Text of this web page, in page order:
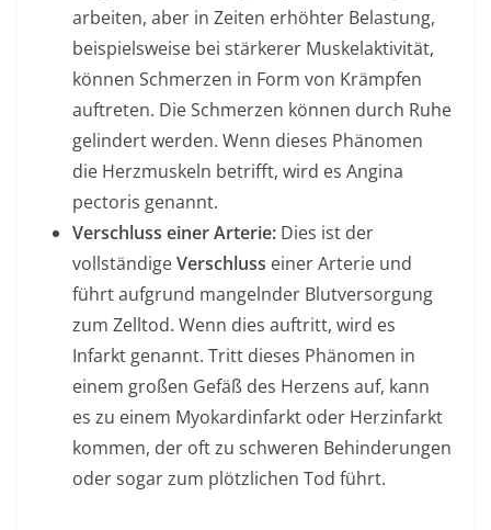
arbeiten, aber in Zeiten erhöhter Belastung,
beispielsweise bei stärkerer Muskelaktivität,
können Schmerzen in Form von Krämpfen
auftreten. Die Schmerzen können durch Ruhe
gelindert werden. Wenn dieses Phänomen
die Herzmuskeln betrifft, wird es Angina
pectoris genannt.
Verschluss einer Arterie: Dies ist der
vollständigeVerschluss einer Arterie und
führt aufgrund mangelnder Blutversorgung
zum Zelltod. Wenn dies auftritt, wird es
Infarkt genannt. Tritt dieses Phänomen in
einem großen Gefäß des Herzens auf, kann
es zu einem Myokardinfarkt oder Herzinfarkt
kommen, der oft zu schweren Behinderungen
oder sogar zum plötzlichen Tod führt.